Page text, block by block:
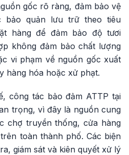
gốc rõ ràng, đảm bảo vệ
bảo quản lưu trữ theo tiêu
hàng để đảm bảo độ tươi
không đảm bảo chất lượng
vi phạm về nguồn gốc xuất
hàng hóa hoặc xử phạt.
công tác bảo đảm ATTP tại
trọng, vì đây là nguồn cung
chợ truyền thống, cửa hàng
toàn thành phố. Các biện
giám sát và kiên quyết xử lý